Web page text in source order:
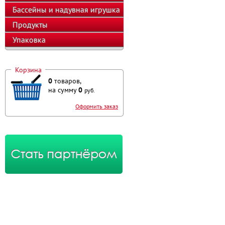
оборудование
Бассейны и надувная игрушка
Продукты
Упаковка
Корзина
0 товаров,
на сумму0 руб.
Оформить заказ